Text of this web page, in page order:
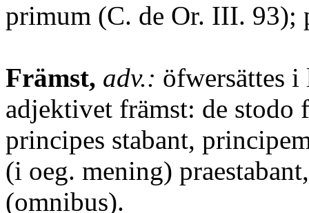
primum (C. de Or. III. 93);
Främst, adv.: öfwersättes i
adjektivet främst: de stodo
principes stabant,
(i oeg. mening)
(omnibus).